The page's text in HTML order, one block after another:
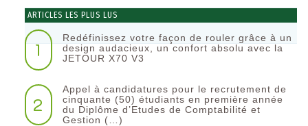
ARTICLES LES PLUS LUS
1
Redéfinissez votre façon de rouler grâce à un
design audacieux, un confort absolu avec la
JETOUR X70 V3
2
Appel à candidatures pour le recrutement de
cinquante (50) étudiants en première année
du Diplôme d’Etudes de Comptabilité et
Gestion (…)